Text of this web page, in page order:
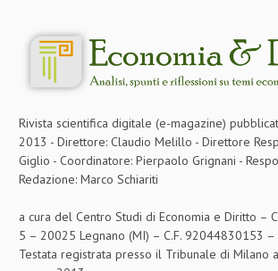
Rivista scientifica digitale (e-magazine)
2013 - Direttore: Claudio Melillo - Direttore
Giglio - Coordinatore: Pierpaolo Grignani -
Redazione: Marco Schiariti
a cura del Centro Studi di Economia e Diritto –
5 – 20025 Legnano (MI) – C.F. 92044830153
Testata registrata presso il Tribunale di Milano